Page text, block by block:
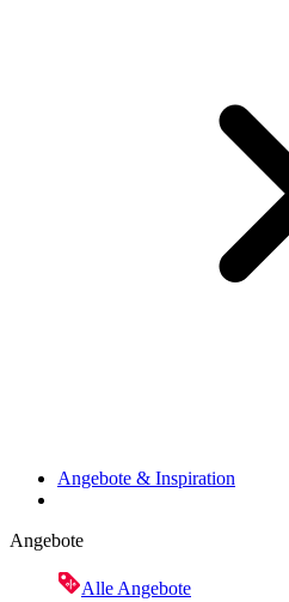
Angebote & Inspiration
Angebote
Alle Angebote